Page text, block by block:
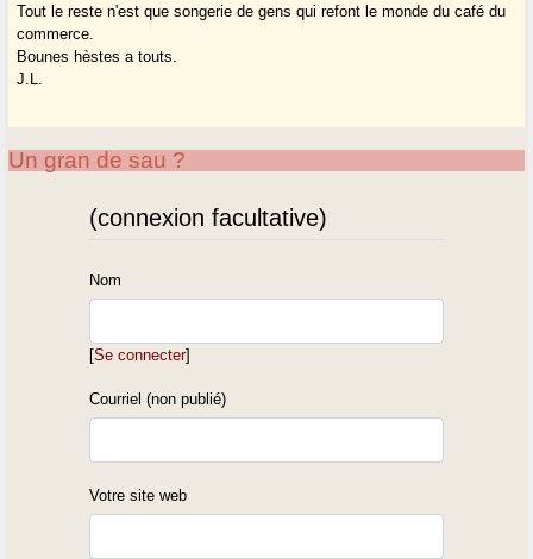
Tout le reste n'est que songerie de gens qui refont le monde du café du
commerce.
Bounes hèstes a touts.
J.L.
Un gran de sau ?
(connexion facultative)
Nom
[Se connecter]
Courriel (non publié)
Votre site web